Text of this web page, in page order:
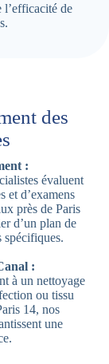
l’efficacité de
des
:
évaluent
et d’examens
près de Paris
d’un plan de
spécifiques.
:
à un nettoyage
ou tissu
14, nos
une